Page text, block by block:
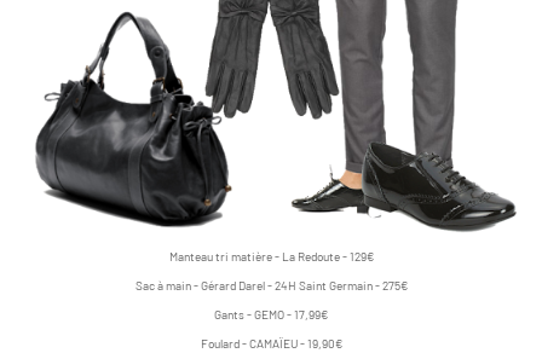
Manteau tri matière - La Redoute - 129€
Sac à main - Gérard Darel - 24H Saint Germain - 275€
Gants - GEMO - 17,99€
Foulard - CAMAÏEU - 19,90€